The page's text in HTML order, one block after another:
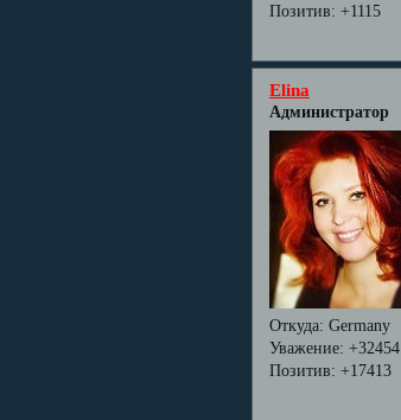
Позитив: +1115
Elina
Администратор
Откуда: Germany
Уважение: +32454
Позитив: +17413